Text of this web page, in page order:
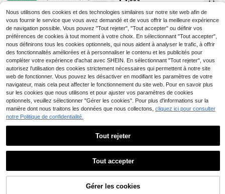
te printemps/été 2025 pour femmes
grandes tailles, de couleur unie élég
ante, avec col en V, manches ragla
n et boutons décoratifs, pour la plag
e et les loisirs
6
AJOUTER AU PANIER
Nous utilisons des cookies et des technologies similaires sur notre site web afin de
vous fournir le service que vous avez demandé et de vous offrir la meilleure expérience
de navigation possible. Vous pouvez "Tout rejeter", "Tout accepter" ou définir vos
préférences de cookies à tout moment à votre choix. En sélectionnant "Tout accepter",
nous définirons tous les cookies optionnels, qui nous aident à analyser le trafic, à offrir
des fonctionnalités améliorées et à personnaliser le contenu et les publicités pour
compléter votre expérience d'achat avec SHEIN. En sélectionnant "Tout rejeter", vous
autorisez l'utilisation des cookies strictement nécessaires qui permettent à notre site
web de fonctionner. Vous pouvez les désactiver en modifiant les paramètres de votre
navigateur, mais cela peut affecter le fonctionnement du site web. Pour en savoir plus
sur les cookies que nous utilisons et pour ajuster vos paramètres de cookies
optionnels, veuillez sélectionner "Gérer les cookies". Pour plus d'informations sur la
manière dont nous traitons les données que nous collectons, cliquez ici pour consulter
notre Politique de confidentialité.
Tout rejeter
Tout accepter
Gérer les cookies